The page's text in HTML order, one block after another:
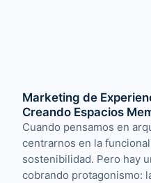
Marketing de
Creando Espacios
Cuando pensamos en
centrarnos en la
sostenibilidad. Pero hay
cobrando protagonismo: